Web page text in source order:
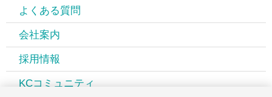
よくある質問
会社案内
採用情報
KCコミュニティ